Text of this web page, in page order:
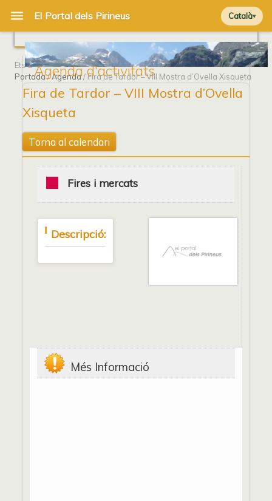
Català
Agenda d'activitats
Ets a
Portada/Agenda/ Fira de Tardor – VIII Mostra d’Ovella Xisqueta
Fira de Tardor – VIII Mostra d’Ovella
Xisqueta
Torna al calendari
Fires i mercats
Descripció:
Més Informació